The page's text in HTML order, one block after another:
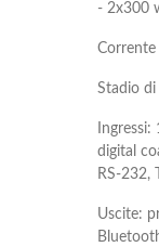
- 2x300
Stadio
digital
RS-232,
Uscite: